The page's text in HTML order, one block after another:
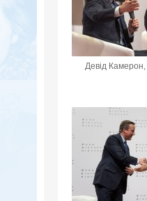
Девід Камерон,